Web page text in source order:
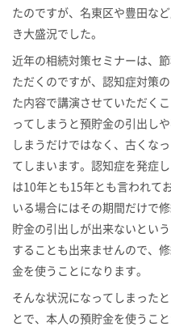
たのですが、名東区や豊田な
き大盛況でした。
近年の相続対策セミナーは、
ただくのですが、認知症対策
た内容で講演させていただく
ってしまうと預貯金の引出し
しまうだけではなく、古くな
てしまいます。認知症を発症
は10年とも15年とも言われて
いる場合にはその期間だけで
貯金の引出しが出来ないとい
することも出来ませんので、
金を使うことになります。
そんな状況になってしまった
とで、本人の預貯金を使うこ